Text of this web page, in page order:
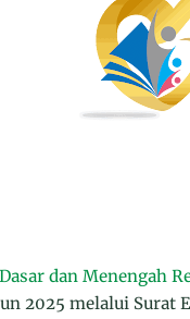
dan Menengah
2025 melalui Surat